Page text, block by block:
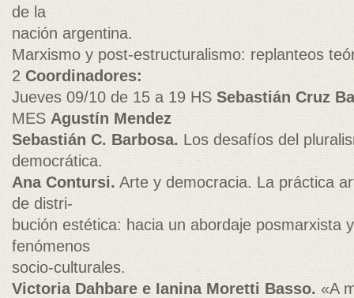
de la
nación argentina.
Marxismo y post-estructuralismo: replanteos
2Coordinadores:
Jueves 09/10 de 15 a 19 HS Sebastián Cruz
MES Agustín Mendez
Sebastián C. Barbosa.Los desafíos del
democrática.
Ana Contursi. Arte y democracia. La práctica
de distri-
bución estética: hacia un abordaje posmarxista
fenómenos
socio-culturales.
Victoria Dahbare e Ianina Moretti Basso. «A